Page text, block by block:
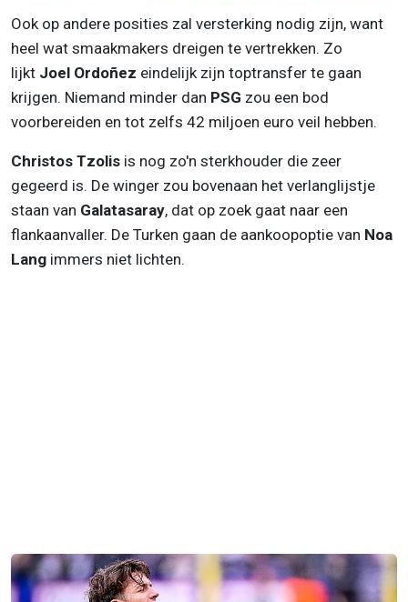
Ook op andere posities zal versterking nodig zijn, want
heel wat smaakmakers dreigen te vertrekken. Zo
lijkt Joel Ordoñez eindelijk zijn toptransfer te gaan
krijgen. Niemand minder dan PSG zou een bod
voorbereiden en tot zelfs 42 miljoen euro veil hebben.
Christos Tzolis is nog zo'n sterkhouder die zeer
gegeerd is. De winger zou bovenaan het verlanglijstje
staan van Galatasaray, dat op zoek gaat naar een
flankaanvaller. De Turken gaan de aankoopoptie van Noa
Lang immers niet lichten.